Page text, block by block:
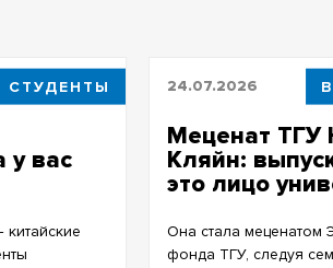
СТУДЕНТЫ
у вас
24.07.2026
Меценат ТГУ
Кляйн:
это лицо
Она стала меценатом
фонда ТГУ, следуя